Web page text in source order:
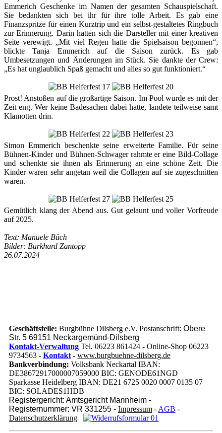
Emmerich Geschenke im Namen der gesamten Schauspielschaft.
Sie bedankten sich bei ihr für ihre tolle Arbeit. Es gab eine
Finanzspritze für einen Kurztrip und ein selbst-gestaltetes Ringbuch
zur Erinnerung. Darin hatten sich die Darsteller mit einer kreativen
Seite verewigt. „Mit viel Regen hatte die Spielsaison begonnen“,
blickte Tanja Emmerich auf die Saison zurück. Es gab
Umbesetzungen und Änderungen im Stück. Sie dankte der Crew:
„Es hat unglaublich Spaß gemacht und alles so gut funktioniert.“
Prost! Anstoßen auf die großartige Saison. Im Pool wurde es mit der
Zeit eng. Wer keine Badesachen dabei hatte, landete teilweise samt
Klamotten drin.
Simon Emmerich beschenkte seine erweiterte Familie. Für seine
Bühnen-Kinder und Bühnen-Schwager rahmte er eine Bild-Collage
und schenkte sie ihnen als Erinnerung an eine schöne Zeit. Die
Kinder waren sehr angetan weil die Collagen auf sie zugeschnitten
waren.
Gemütlich klang der Abend aus. Gut gelaunt und voller Vorfreude
auf 2025.
Text: Manuele Büch
Bilder: Burkhard Zantopp
26.07.2024
Geschäftstelle: Burgbühne Dilsberg e.V. Postanschrift: Obere
Str. 5 69151 Neckargemünd-Dilsberg
Kontakt-Verwaltung Tel. 06223 861424 - Online-Shop 06223
9734563 - Kontakt - www.burgbuehne-dilsberg.de
Bankverbindung: Volksbank Neckartal IBAN:
DE38672917000007059000 BIC: GENODE61NGD
Sparkasse Heidelberg IBAN: DE21 6725 0020 0007 0135 07
BIC: SOLADES1HDB
Registergericht: Amtsgericht Mannheim -
Registernummer: VR 331255 - Impressum - AGB -
Datenschutzerklärung